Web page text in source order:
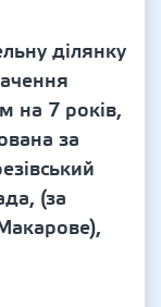
ділянку
на 7 років,
за
(за